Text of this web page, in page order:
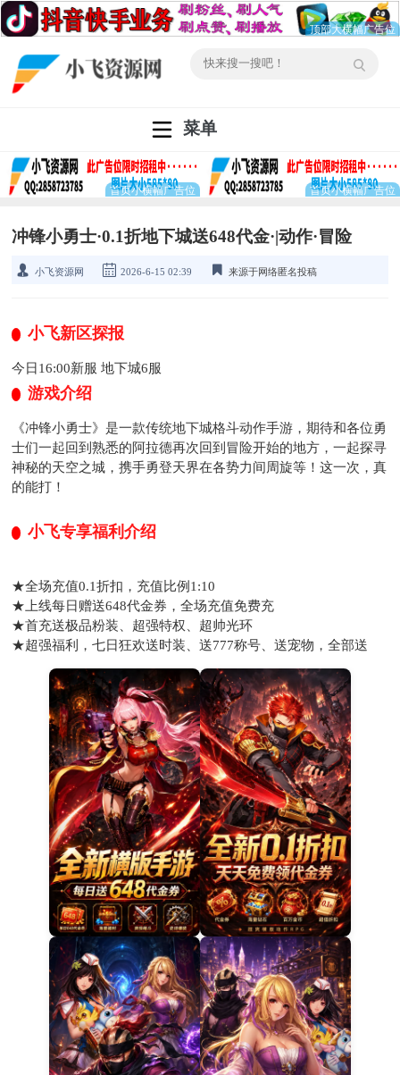
菜单
冲锋小勇士·0.1折地下城送648代金·|动作·冒险
小飞资源网 2026-6-15 02:39 来源于网络匿名投稿
小飞新区探报
今日16:00新服 地下城6服
游戏介绍
《冲锋小勇士》是一款传统地下城格斗动作手游，期待和各位勇
士们一起回到熟悉的阿拉德再次回到冒险开始的地方，一起探寻
神秘的天空之城，携手勇登天界在各势力间周旋等！这一次，真
的能打！
小飞专享福利介绍
★全场充值0.1折扣，充值比例1:10
★上线每日赠送648代金券，全场充值免费充
★首充送极品粉装、超强特权、超帅光环
★超强福利，七日狂欢送时装、送777称号、送宠物，全部送